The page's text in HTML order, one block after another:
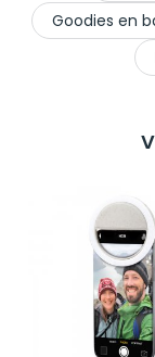
Goodies en